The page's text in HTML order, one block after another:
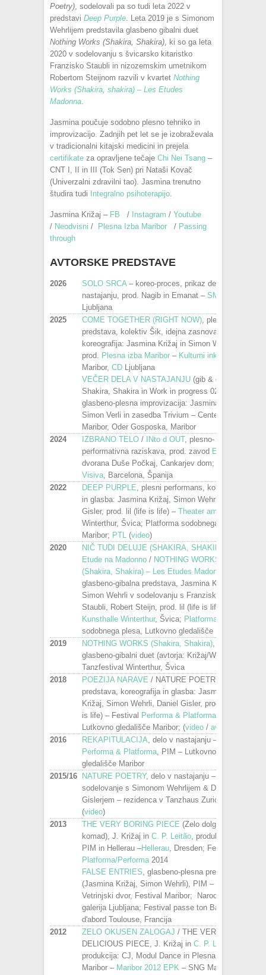
Poetry) , sodelovali pa so tudi leta 2022 v
predstavi Deep Purple . Leta 2019 je s Simonom
Wehrlijem predstavila glasbeno gibalni duet
Nothing Works (Shakira, Shakira) , ki so ga leta
2020 v sodelovanju s švicarsko kitaristko
Franzisko Staubli in nizozemskim umetnikom
Robertom Steijnom razvili v kvartet Nothing
Works (Shakira, shakira) – Les Etudes
Madonna
Jasmina poučuje sodobno plesno tehniko in
improvizacijo. Zadnjih pet let se je izobraževala
v tradicionalni kitajski medicini in prejela
certifikate za opravljene tečaje Chi Nei Tsang –
CNT I, II in III (Tok Sen) pri Nataši Kovač
(Univerzalni zdravilni tao). Jasmina trenutno
študira tudi Integralno psihoterapijo
Jasmina Križaj – FB / Instagram / Youtube
/ Neodvisni / Plesna Izba Maribor / Passing
through
AVTORSKE PREDSTAVE
2026 SOLO SRCA – koreo-proces, prikaz dela v
nastajanju, prod. Nagib in Emanat – SMEEL
Ljubljana
2025
COME TOGETHER (RIGHT NOW) , plesna
predstava, kolektiv Šik, idejna zasnova in
koreografija: Jasmina Križaj in Simon Wehrli,
prod. Plesna izba Maribor – Kulturni inkubator
Maribor, CD Ljubljana
VEČER DELA V NASTAJANJU (gib & glasba):
Shakira, Shakira in Work in progress 02,
glasbeno-plesna improvizacija: Jasmina Križaj,
Simon Verli in zasedba Trivium – Center plesa
Maribor, Oder Gosposka, Maribor
2024
IZBRANO TELO / INto d OUT, plesno-
performativna raziskava, prod. zavod Emanat
dvorana Duše Počkaj, Cankarjev dom;
Visiva , Barcelona, Španija
2022
DEEP PURPLE , plesni performans, koreografija
in glasba: Jasmina Križaj, Simon Wehrli, Daniel
Gisler, prod. lil (life is life) – Theater am Gleis
Winterthur, Švica; Platforma sodobnega plesa
Maribor; PTL (video)
2020
NIČ TUDI DELUJE (SHAKIRA, SHAKIRA) –
Etude na Madonno / NOTHING WORKS
(Shakira, Shakira) – Les Etudes Madonna
glasbeno-gibalna predstava, Jasmina Križaj,
Simon Wehrli v sodelovanju s Franziska
Staubli, Robert Steijn, prod. lil (life is life) –
Kunsthalle Winterthur, Švica; Platforma
sodobnega plesa, Lutkovno gledališče Maribor
2019
NOTHING WORKS (Shakira, Shakira)
glasbeno-gibalni duet (avtorja: Križaj/Wehrli) –
Tanzfestival Winterthur, Švica
2018
POEZIJA NARAVE / NATURE POETRY, plesna
predstava, koreografija in glasba: Jasmina
Križaj, Simon Wehrli, Daniel Gisler, prod. lil (life
is life) – Festival Performa & Platforma
Lutkovno gledališče Maribor; (video / avdio
2016
REKAPITULACIJA , delo v nastajanju – Festival
Performa & Platforma , PIM – Lutkovno
gledališče Maribor
2015/16 NATURE POETRY, delo v nastajanju –
sodelovanje s Simonom Wehrlijem & Danielom
Gislerjem – rezidenca v Tanzhaus Zurich, Švica
(video)
2013
THE VERY BORING PIECE (Zelo dolgočasen
komad), J. Križaj in C. P. Leitão , produkcija:
PIM in Hellerau –Hellerau , Dresden; Festival
Platforma/Performa 2014
FALSE ENTRIES , glasbeno-plesna predstava
(Jasmina Križaj, Simon Wehrli), PIM –
Vetrinjski dvor, Festival Maribor; Narodna
galerija Ljubljana; Festival passe ton Bach
d'abord Toulouse, Francija
2012
ZELO OKUSEN ZALOGAJ / THE VERY
DELICIOUS PIECE, J. Križaj in C. P. Leitão
produkcija: CJ, Modul Dance in Plesna Izba
Maribor – Maribor 2012 EPK – SNG Maribor